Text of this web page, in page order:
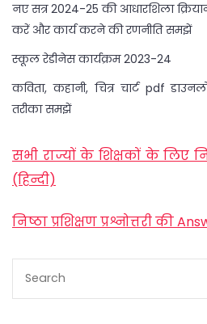
नए सत्र 2024-25 की आधारशिला
करें और कार्य करने की रणनीति समझें
स्कूल रेडीनेस कार्यक्रम 2023-24
कविता, कहानी, चित्र चार्ट pdf
तरीका समझें
सभी राज्यों के शिक्षकों के लिए
(हिन्दी)
निष्ठा प्रशिक्षण प्रश्नोत्तरी की